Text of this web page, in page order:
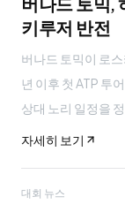
키루저 반전
버나드 토믹이 로
년 이후 첫 ATP 투
상대 노리 일정을
자세히 보기
대회 뉴스